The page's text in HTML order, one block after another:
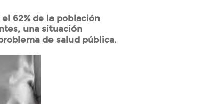
62% de la población
una situación
de salud pública.